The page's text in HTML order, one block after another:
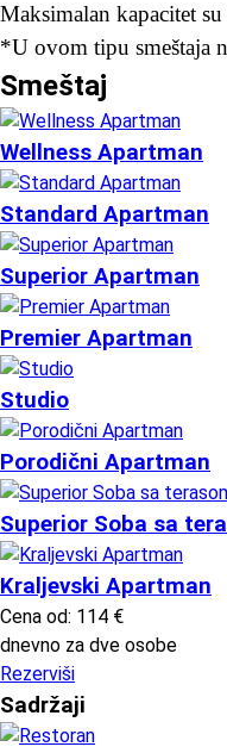
Maksimalan kapacitet
*U ovom tipu smeštaja
Smeštaj
Wellness Apartman
Standard Apartman
Superior Apartman
Premier Apartman
Studio
Porodični Apartman
Superior Soba sa
Kraljevski Apartman
Cena od: 114 €
dnevno za dve osobe
Rezerviši
Sadržaji